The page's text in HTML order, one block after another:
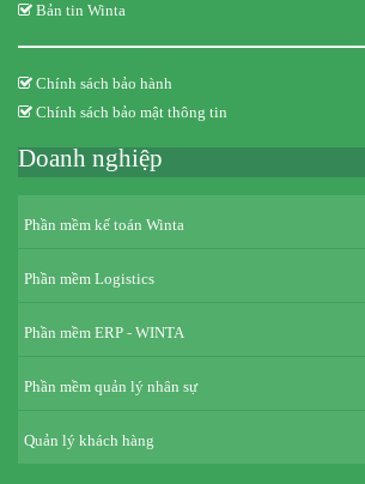
Bản tin Winta
Chính sách bảo hành
Chính sách bảo mật thông tin
Doanh nghiệp
Phần mềm kế toán Winta
Phần mềm Logistics
Phần mềm ERP - WINTA
Phần mềm quản lý nhân sự
Quản lý khách hàng